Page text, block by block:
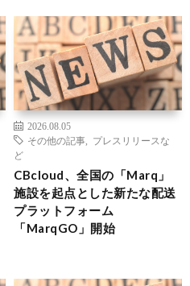
2026.08.05
その他の記事
プレスリリースな
ど
CBcloud、全国の「Marq」
施設を起点とした新たな配送
プラットフォーム
「MarqGO」開始